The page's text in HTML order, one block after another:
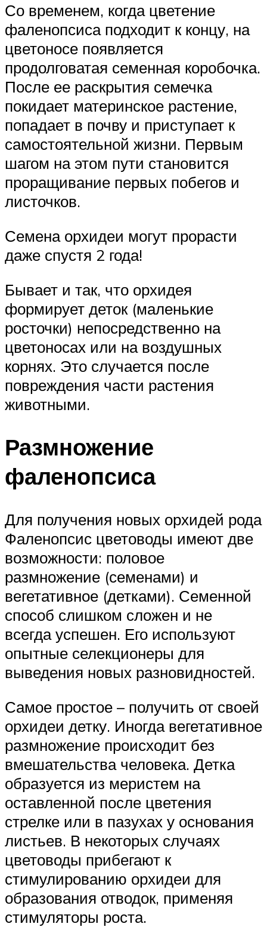
Со временем, когда цветение
фаленопсиса подходит к концу, на
цветоносе появляется
продолговатая семенная коробочка.
После ее раскрытия семечка
покидает материнское растение,
попадает в почву и приступает к
самостоятельной жизни. Первым
шагом на этом пути становится
проращивание первых побегов и
листочков.
Семена орхидеи могут прорасти
даже спустя 2 года!
Бывает и так, что орхидея
формирует деток (маленькие
росточки) непосредственно на
цветоносах или на воздушных
корнях. Это случается после
повреждения части растения
животными.
Размножение
фаленопсиса
Для получения новых орхидей рода
Фаленопсис цветоводы имеют две
возможности: половое
размножение (семенами) и
вегетативное (детками). Семенной
способ слишком сложен и не
всегда успешен. Его используют
опытные селекционеры для
выведения новых разновидностей.
Самое простое – получить от своей
орхидеи детку. Иногда вегетативное
размножение происходит без
вмешательства человека. Детка
образуется из меристем на
оставленной после цветения
стрелке или в пазухах у основания
листьев. В некоторых случаях
цветоводы прибегают к
стимулированию орхидеи для
образования отводок, применяя
стимуляторы роста.